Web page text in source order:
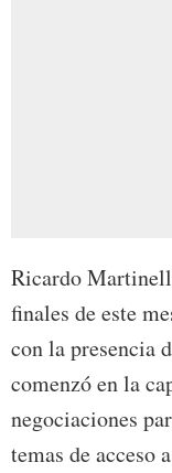
Ricardo
finales de este
con la presencia
comenzó en la
negociaciones
temas de acceso